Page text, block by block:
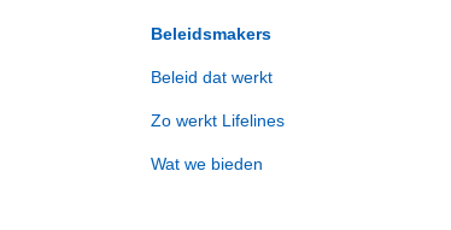
Beleidsmakers
Beleid dat werkt
Zo werkt Lifelines
Wat we bieden